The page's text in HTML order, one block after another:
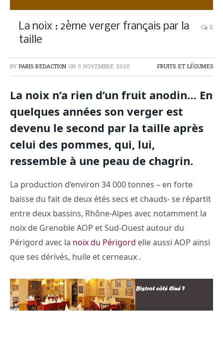
La noix : 2ème verger français par la
taille
0
BY PARIS REDACTION ON 9 NOVEMBRE 2020 FRUITS ET LÉGUMES
La noix n’a rien d’un fruit anodin… En
quelques années son verger est
devenu le second par la taille après
celui des pommes, qui, lui,
ressemble à une peau de chagrin.
La production d’environ 34 000 tonnes – en forte
baisse du fait de deux étés secs et chauds- se répartit
entre deux bassins, Rhône-Alpes avec notamment la
noix de Grenoble AOP et Sud-Ouest autour du
Périgord avec la noix du Périgord elle aussi AOP ainsi
que ses dérivés, huile et cerneaux .